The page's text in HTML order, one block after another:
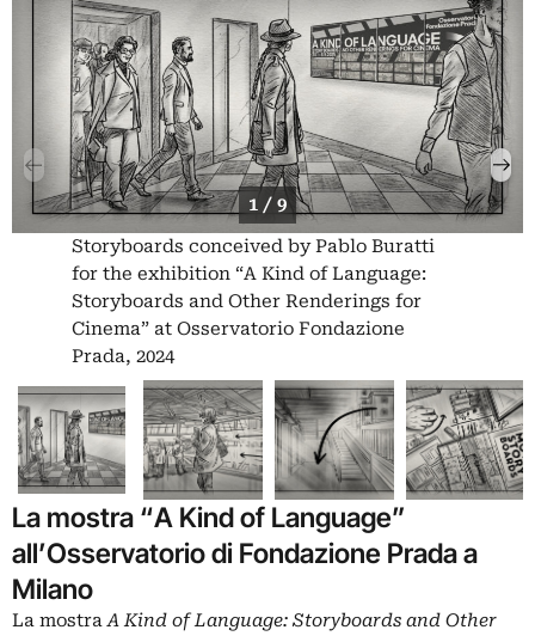
1 / 9
Storyboards conceived by Pablo Buratti
for the exhibition “A Kind of Language:
Storyboards and Other Renderings for
Cinema” at Osservatorio Fondazione
Prada, 2024
La mostra “A Kind of Language”
all’Osservatorio di Fondazione Prada a
Milano
La mostraA Kind of Language: Storyboards and Other